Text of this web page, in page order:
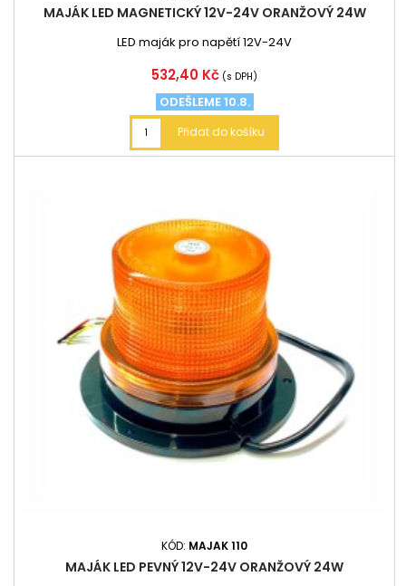
MAJÁK LED MAGNETICKÝ 12V-24V ORANŽOVÝ 24W
LED maják pro napětí 12V-24V
Cena
532,40 Kč (s DPH)
ODEŠLEME 10.8.
Přidat do košíku
KÓD: MAJAK 110
MAJÁK LED PEVNÝ 12V-24V ORANŽOVÝ 24W